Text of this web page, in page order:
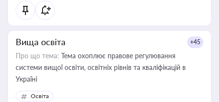
Вища освіта +45
Про що тема: Тема охоплює правове регулювання
системи вищої освіти, освітніх рівнів та кваліфікацій в
Україні
Освіта